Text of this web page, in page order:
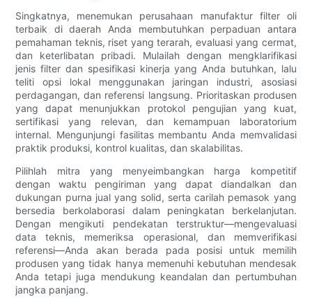
Singkatnya, menemukan perusahaan manufaktur filter oli
terbaik di daerah Anda membutuhkan perpaduan antara
pemahaman teknis, riset yang terarah, evaluasi yang cermat,
dan keterlibatan pribadi. Mulailah dengan mengklarifikasi
jenis filter dan spesifikasi kinerja yang Anda butuhkan, lalu
teliti opsi lokal menggunakan jaringan industri, asosiasi
perdagangan, dan referensi langsung. Prioritaskan produsen
yang dapat menunjukkan protokol pengujian yang kuat,
sertifikasi yang relevan, dan kemampuan laboratorium
internal. Mengunjungi fasilitas membantu Anda memvalidasi
praktik produksi, kontrol kualitas, dan skalabilitas.
Pilihlah mitra yang menyeimbangkan harga kompetitif
dengan waktu pengiriman yang dapat diandalkan dan
dukungan purna jual yang solid, serta carilah pemasok yang
bersedia berkolaborasi dalam peningkatan berkelanjutan.
Dengan mengikuti pendekatan terstruktur—mengevaluasi
data teknis, memeriksa operasional, dan memverifikasi
referensi—Anda akan berada pada posisi untuk memilih
produsen yang tidak hanya memenuhi kebutuhan mendesak
Anda tetapi juga mendukung keandalan dan pertumbuhan
jangka panjang.